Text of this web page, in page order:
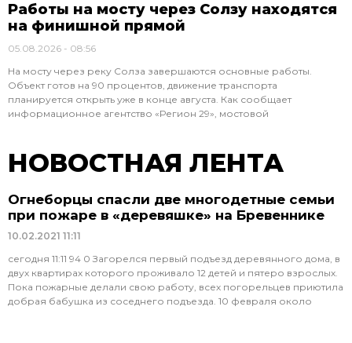
Работы на мосту через Солзу находятся
на финишной прямой
05.08.2026
08:56
На мосту через реку Солза завершаются основные работы.
Объект готов на 90 процентов, движение транспорта
планируется открыть уже в конце августа. Как сообщает
информационное агентство «Регион 29», мостовой
НОВОСТНАЯ ЛЕНТА
Огнеборцы спасли две многодетные семьи
при пожаре в «деревяшке» на Бревеннике
10.02.2021 11:11
сегодня 11:11 94 0 Загорелся первый подъезд деревянного дома, в
двух квартирах которого проживало 12 детей и пятеро взрослых.
Пока пожарные делали свою работу, всех погорельцев приютила
добрая бабушка из соседнего подъезда. 10 февраля около